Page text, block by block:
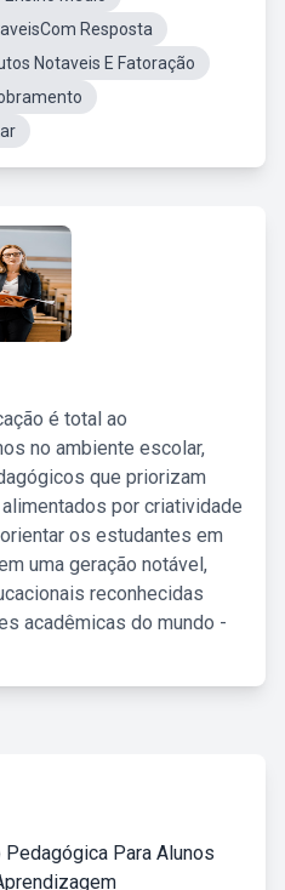
Resposta
Notaveis E Fatoração
é total ao
no ambiente escolar,
que priorizam
por criatividade
os estudantes em
uma geração notável,
reconhecidas
acadêmicas do mundo -
Para Alunos